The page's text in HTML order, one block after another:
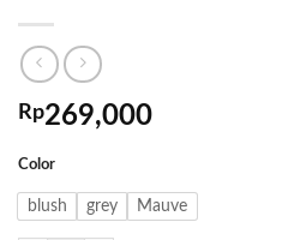
Rp269,000
Color
blush grey Mauve